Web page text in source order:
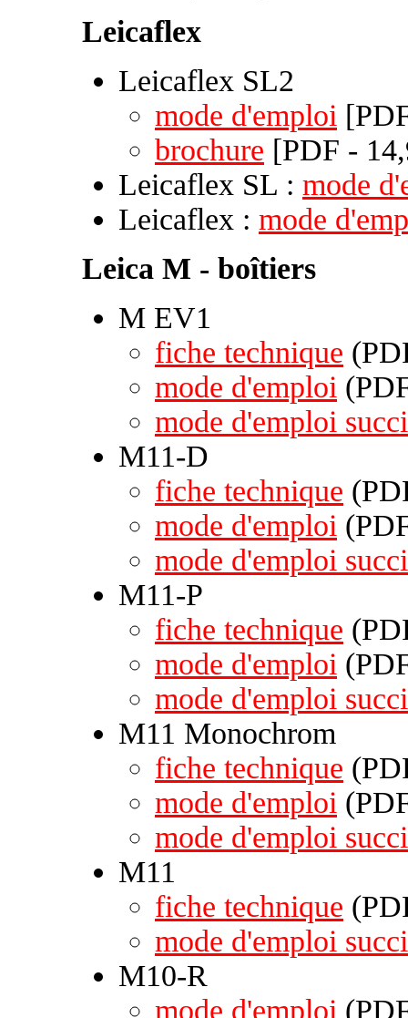
Leicaflex
Leicaflex SL2
mode d'emploi
brochure [PDF -
Leicaflex SL : mode
Leicaflex : mode
Leica M - boîtiers
M EV1
fiche technique
mode d'emploi
mode d'emploi
M11-D
fiche technique
mode d'emploi
mode d'emploi
M11-P
fiche technique
mode d'emploi
mode d'emploi
M11 Monochrom
fiche technique
mode d'emploi
mode d'emploi
M11
fiche technique
mode d'emploi
M10-R
mode d'emploi